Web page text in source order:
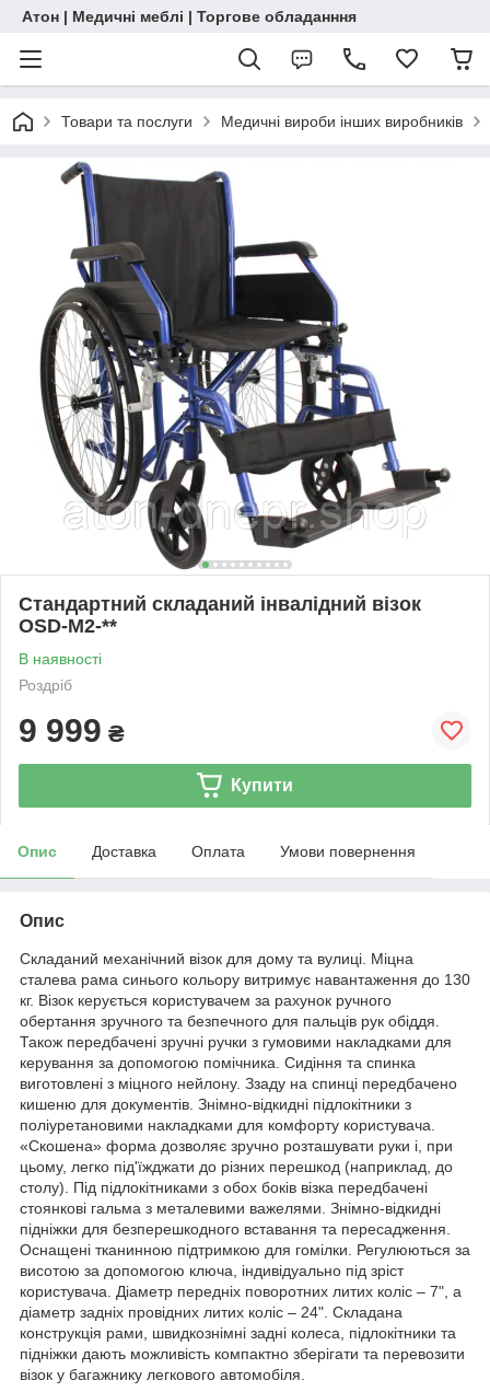
Атон | Медичні меблі | Торгове обладанння
Товари та послуги Медичні вироби інших виробників
Стандартний складаний інвалідний візок
OSD-M2-**
В наявності
Роздріб
9 999 ₴
Купити
Опис Доставка Оплата Умови повернення
Опис
Складаний механічний візок для дому та вулиці. Міцна
сталева рама синього кольору витримує навантаження до 130
кг. Візок керується користувачем за рахунок ручного
обертання зручного та безпечного для пальців рук обіддя.
Також передбачені зручні ручки з гумовими накладками для
керування за допомогою помічника. Сидіння та спинка
виготовлені з міцного нейлону. Ззаду на спинці передбачено
кишеню для документів. Знімно-відкидні підлокітники з
поліуретановими накладками для комфорту користувача.
«Скошена» форма дозволяє зручно розташувати руки і, при
цьому, легко під'їжджати до різних перешкод (наприклад, до
столу). Під підлокітниками з обох боків візка передбачені
стоянкові гальма з металевими важелями. Знімно-відкидні
підніжки для безперешкодного вставання та пересадження.
Оснащені тканинною підтримкою для гомілки. Регулюються за
висотою за допомогою ключа, індивідуально під зріст
користувача. Діаметр передніх поворотних литих коліс – 7", а
діаметр задніх провідних литих коліс – 24". Складана
конструкція рами, швидкознімні задні колеса, підлокітники та
підніжки дають можливість компактно зберігати та перевозити
візок у багажнику легкового автомобіля.